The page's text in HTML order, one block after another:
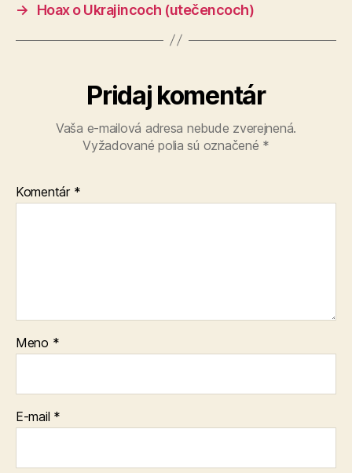
→
Hoax o Ukrajincoch (utečencoch)
Pridaj komentár
Vaša e-mailová adresa nebude zverejnená.
Vyžadované polia sú označené *
Komentár *
Meno *
E-mail *